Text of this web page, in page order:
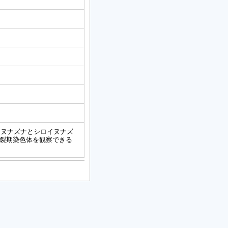
ナズナとシロイヌナズ
期染色体を観察できる